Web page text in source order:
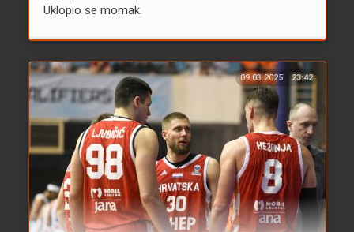
Uklopio se momak
09.03.2025. 23:42